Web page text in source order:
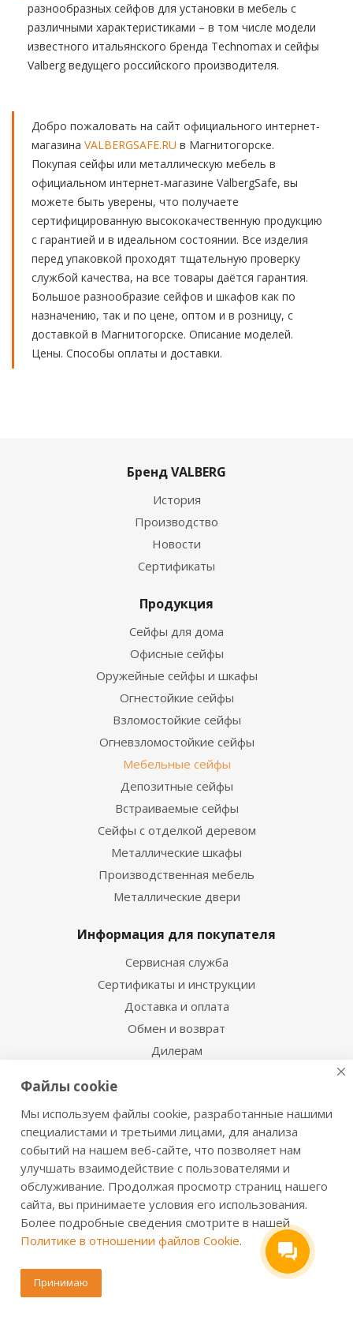
разнообразных сейфов для установки в мебель с
различными характеристиками – в том числе модели
известного итальянского бренда Technomax и сейфы
Valberg ведущего российского производителя.
Добро пожаловать на сайт официального интернет-
магазина VALBERGSAFE.RU в Магнитогорске.
Покупая сейфы или металлическую мебель в
официальном интернет-магазине ValbergSafe, вы
можете быть уверены, что получаете
сертифицированную высококачественную продукцию
с гарантией и в идеальном состоянии. Все изделия
перед упаковкой проходят тщательную проверку
службой качества, на все товары даётся гарантия.
Большое разнообразие сейфов и шкафов как по
назначению, так и по цене, оптом и в розницу, с
доставкой в Магнитогорске. Описание моделей.
Цены. Способы оплаты и доставки.
Бренд VALBERG
История
Производство
Новости
Сертификаты
Продукция
Сейфы для дома
Офисные сейфы
Оружейные сейфы и шкафы
Огнестойкие сейфы
Взломостойкие сейфы
Огневзломостойкие сейфы
Мебельные сейфы
Депозитные сейфы
Встраиваемые сейфы
Сейфы с отделкой деревом
Металлические шкафы
Производственная мебель
Металлические двери
Информация для покупателя
Сервисная служба
Сертификаты и инструкции
Доставка и оплата
Обмен и возврат
Дилерам
Статьи
Инструкции к сейфам Valberg
Оставайтесь на связи
Файлы cookie
Мы используем файлы cookie, разработанные нашими
специалистами и третьими лицами, для анализа
событий на нашем веб-сайте, что позволяет нам
улучшать взаимодействие с пользователями и
обслуживание. Продолжая просмотр страниц нашего
сайта, вы принимаете условия его использования.
Более подробные сведения смотрите в нашей
Политике в отношении файлов Cookie.
Принимаю